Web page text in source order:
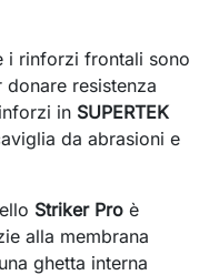
i rinforzi frontali sono
donare resistenza
in SUPERTEK
da abrasioni e
Striker Pro è
alla membrana
ghetta interna